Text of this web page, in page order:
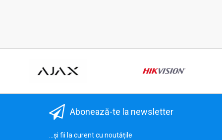
Abonează-te la newsletter
...și fii la curent cu noutățile